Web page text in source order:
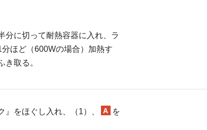
分に切って耐熱容器に入れ、ラ
ほど（600Wの場合）加熱す
き取る。
』をほぐし入れ、（1）、 A
を